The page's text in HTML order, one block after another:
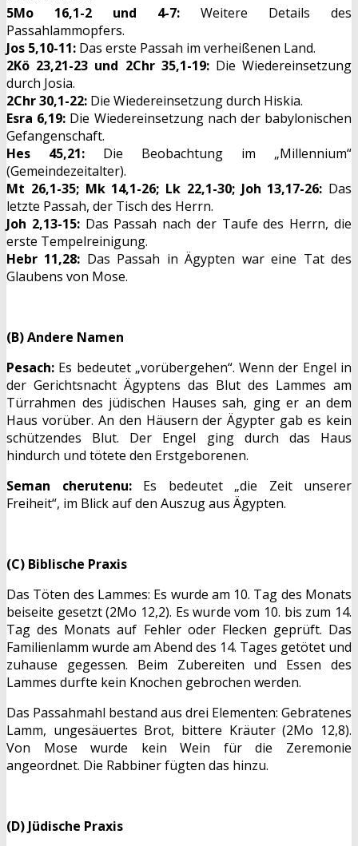
5Mo 16,1-2 und 4-7: Weitere Details des
Passahlammopfers.
Jos 5,10-11: Das erste Passah im verheißenen Land.
2Kö 23,21-23 und 2Chr 35,1-19:Die Wiedereinsetzung
durch Josia.
2Chr 30,1-22: Die Wiedereinsetzung durch Hiskia.
Esra 6,19: Die Wiedereinsetzung nach der babylonischen
Gefangenschaft.
Hes 45,21: Die Beobachtung im „Millennium“
(Gemeindezeitalter).
Mt 26,1-35; Mk 14,1-26; Lk 22,1-30; Joh 13,17-26: Das
letzte Passah, der Tisch des Herrn.
Joh 2,13-15:Das Passah nach der Taufe des Herrn, die
erste Tempelreinigung.
Hebr 11,28: Das Passah in Ägypten war eine Tat des
Glaubens von Mose.
(B) Andere Namen
Pesach: Es bedeutet „vorübergehen“. Wenn der Engel in
der Gerichtsnacht Ägyptens das Blut des Lammes am
Türrahmen des jüdischen Hauses sah, ging er an dem
Haus vorüber. An den Häusern der Ägypter gab es kein
schützendes Blut. Der Engel ging durch das Haus
hindurch und tötete den Erstgeborenen.
Seman cherutenu: Es bedeutet „die Zeit unserer
Freiheit“, im Blick auf den Auszug aus Ägypten.
(C) Biblische Praxis
Das Töten des Lammes: Es wurde am 10. Tag des Monats
beiseite gesetzt (2Mo 12,2). Es wurde vom 10. bis zum 14.
Tag des Monats auf Fehler oder Flecken geprüft. Das
Familienlamm wurde am Abend des 14. Tages getötet und
zuhause gegessen. Beim Zubereiten und Essen des
Lammes durfte kein Knochen gebrochen werden.
Das Passahmahl bestand aus drei Elementen: Gebratenes
Lamm, ungesäuertes Brot, bittere Kräuter (2Mo 12,8).
Von Mose wurde kein Wein für die Zeremonie
angeordnet. Die Rabbiner fügten das hinzu.
(D) Jüdische Praxis